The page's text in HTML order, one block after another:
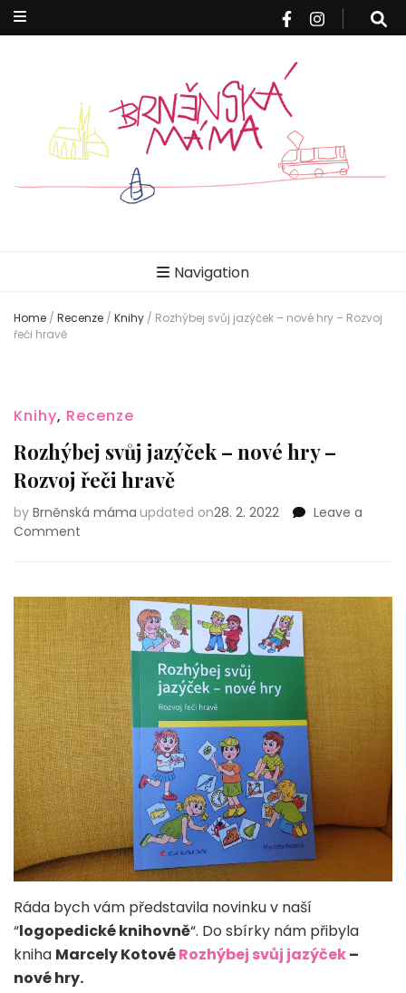
máma
Navigation
Home / Recenze / Knihy / Rozhýbej svůj jazýček – nové hry – Rozvoj
řeči hravě
Knihy, Recenze
Rozhýbej svůj jazýček – nové hry –
Rozvoj řeči hravě
by Brněnská máma updated on28. 2. 2022
Leave a
Comment
–
nové
hry
–
Rozvoj
řeči
hravě
Ráda bych vám představila novinku v naší
“logopedické knihovně“. Do sbírky nám přibyla
kniha Marcely KotovéRozhýbej svůj jazýček–
nové hry.